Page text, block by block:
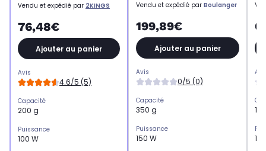
Vendu et expédié par 2KINGS
76,48€
Ajouter au panier
Avis
4.6/5 (5)
Capacité
200 g
Puissance
100 W
Vendu et expédié par Boulanger
199,89€
Ajouter au panier
Avis
0/5 (0)
Capacité
350 g
Puissance
150 W